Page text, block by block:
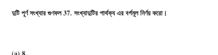
দুটি পূর্ণ সংখ্যার গুণফল 37. সংখ্যাদুটির পার্থক্য এর বর্গমূল নির্ণয় করো।